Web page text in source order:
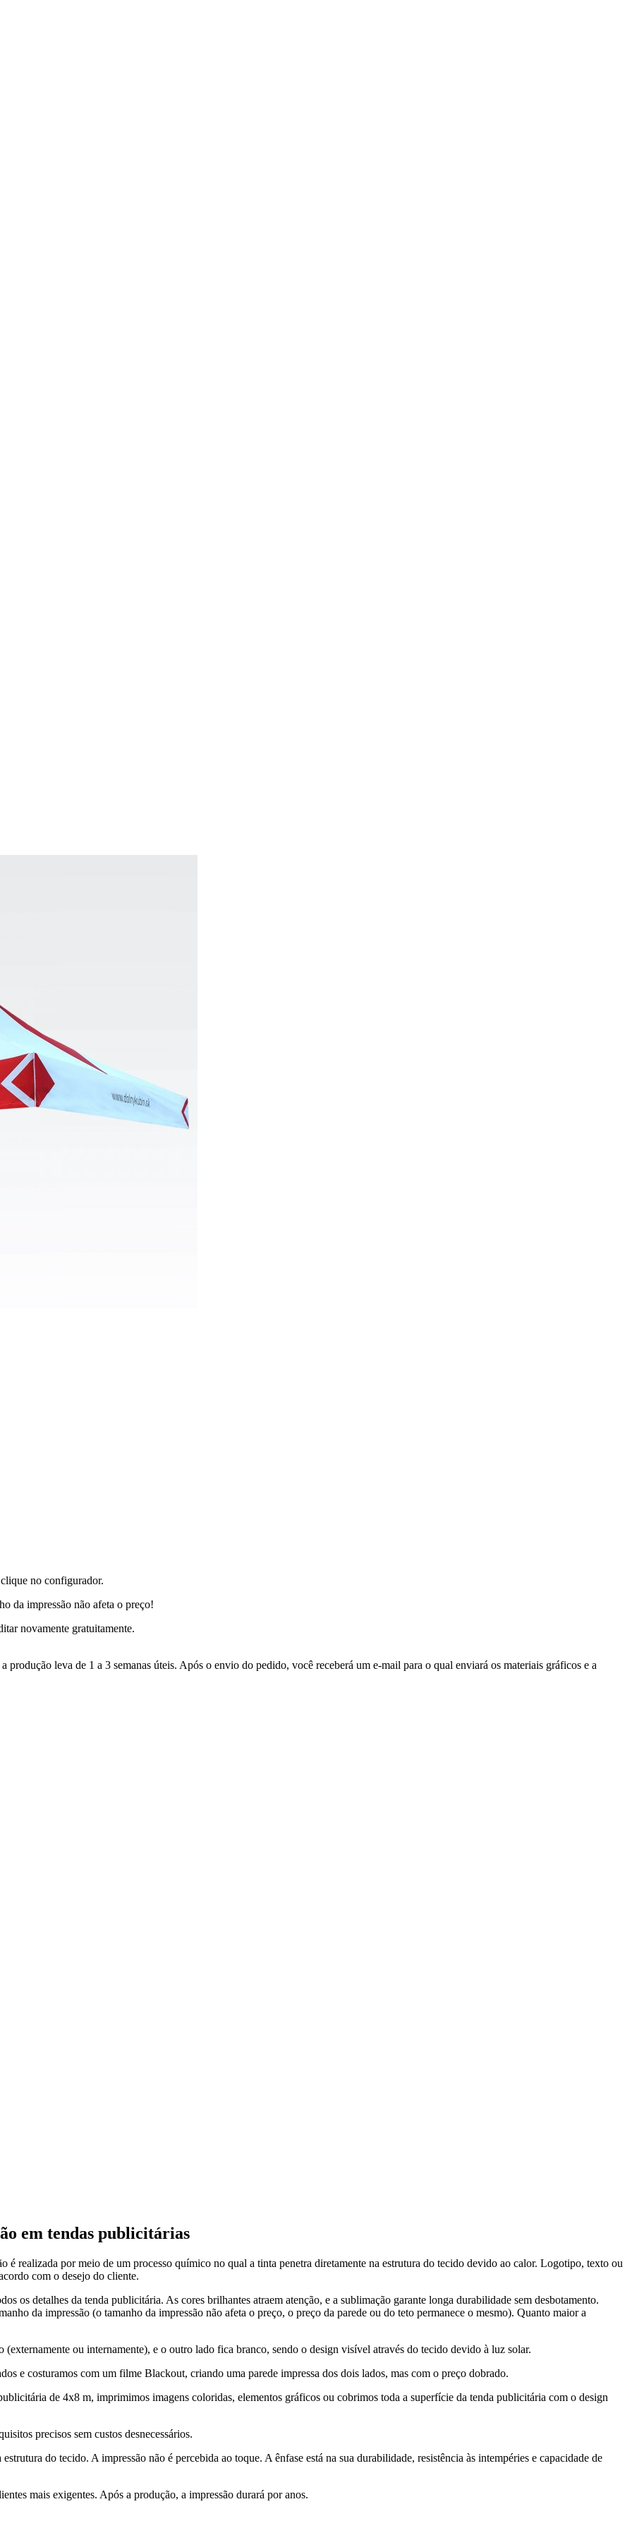
no configurador.
da impressão não afeta o preço!
novamente gratuitamente.
leva de 1 a 3 semanas úteis. Após o envio do pedido, você receberá um e-mail para o qual enviará os materiais gráficos e a
em tendas publicitárias
é realizada por meio de um processo químico no qual a tinta penetra diretamente na estrutura do tecido devido ao calor. Logotipo, texto ou
com o desejo do cliente.
os detalhes da tenda publicitária. As cores brilhantes atraem atenção, e a sublimação garante longa durabilidade sem desbotamento.
da impressão (o tamanho da impressão não afeta o preço, o preço da parede ou do teto permanece o mesmo). Quanto maior a
ou internamente), e o outro lado fica branco, sendo o design visível através do tecido devido à luz solar.
e costuramos com um filme Blackout, criando uma parede impressa dos dois lados, mas com o preço dobrado.
de 4x8 m, imprimimos imagens coloridas, elementos gráficos ou cobrimos toda a superfície da tenda publicitária com o design
precisos sem custos desnecessários.
do tecido. A impressão não é percebida ao toque. A ênfase está na sua durabilidade, resistência às intempéries e capacidade de
mais exigentes. Após a produção, a impressão durará por anos.